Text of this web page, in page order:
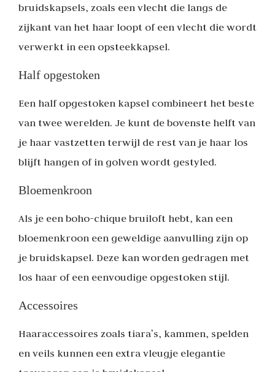
bruidskapsels, zoals een vlecht die langs de
zijkant van het haar loopt of een vlecht die wordt
verwerkt in een opsteekkapsel.
Half opgestoken
Een half opgestoken kapsel combineert het beste
van twee werelden. Je kunt de bovenste helft van
je haar vastzetten terwijl de rest van je haar los
blijft hangen of in golven wordt gestyled.
Bloemenkroon
Als je een boho-chique bruiloft hebt, kan een
bloemenkroon een geweldige aanvulling zijn op
je bruidskapsel. Deze kan worden gedragen met
los haar of een eenvoudige opgestoken stijl.
Accessoires
Haaraccessoires zoals tiara’s, kammen, spelden
en veils kunnen een extra vleugje elegantie